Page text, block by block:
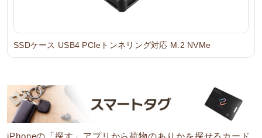
SSDケース USB4 PCIeトンネリング対応 M.2 NVMe
iPhoneの「探す」アプリから荷物のありかを探せるカード